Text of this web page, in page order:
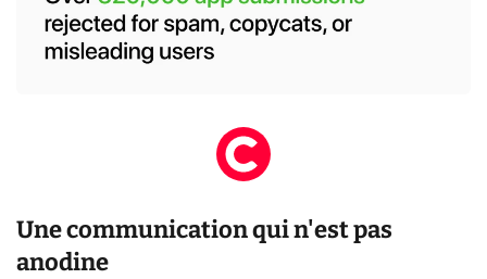
Une communication qui n'est pas
anodine